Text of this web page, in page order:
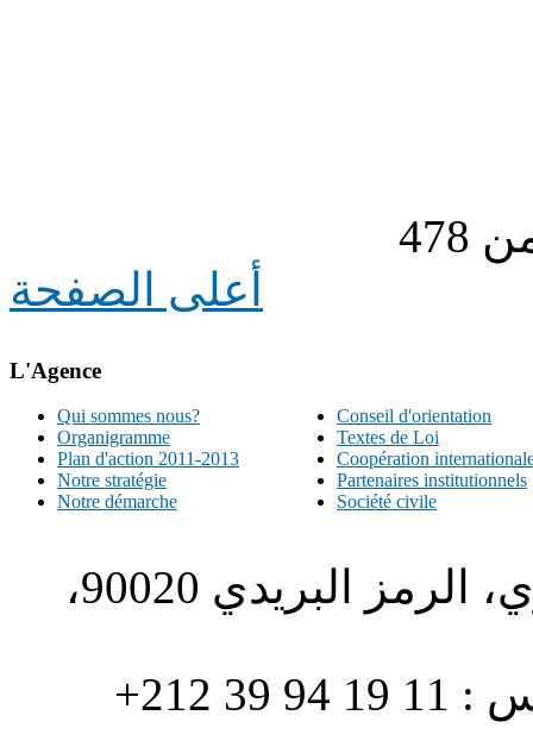
أعلى الصفحة
L'Agence
Qui sommes nous?
Organigramme
Plan d'action 2011-2013
Notre stratégie
Notre démarche
Conseil d'orientation
Textes de Loi
Coopération
Partenaires institutionnels
Société civile
الطبري ص.ب. 1196، الحي الاداري، الرمز البريدي 90020،
هاتف : 90/88 32 94 39 212+ فاكس : 11 19 94 39 212+